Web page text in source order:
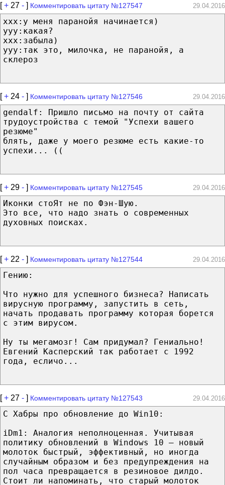
[+ 27 - ] Комментировать цитату №127547 29.04.2016
xxx:у меня паранойя начинается)
yyy:какая?
xxx:забыла)
yyy:так это, милочка, не паранойя, а
склероз
[+ 24 - ] Комментировать цитату №127546 29.04.2016
gendalf: Пришло письмо на почту от сайта
трудоустройства с темой "Успехи вашего
резюме"
блять, даже у моего резюме есть какие-то
успехи... ((
[+ 29 - ] Комментировать цитату №127545 29.04.2016
Иконки стоЯт не по Фэн-Шую.
Это все, что надо знать о современных
духовных поисках.
[+ 22 - ] Комментировать цитату №127544 29.04.2016
Гению:
Что нужно для успешного бизнеса? Написать
вирусную программу, запустить в сеть,
начать продавать программу которая борется
с этим вирусом.
Ну ты мегамозг! Сам придумал? Гениально!
Евгений Касперский так работает с 1992
года, есличо...
[+ 27 - ] Комментировать цитату №127543 29.04.2016
С Хабры про обновление до Win10:
iDm1: Аналогия неполноценная. Учитывая
политику обновлений в Windows 10 — новый
молоток быстрый, эффективный, но иногда
случайным образом и без предупреждения на
пол часа превращается в резиновое дилдо.
Стоит ли напоминать, что старый молоток